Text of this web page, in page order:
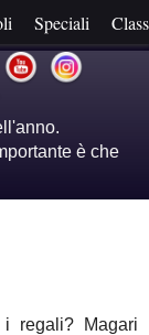
Speciali
è che
regali? Magari